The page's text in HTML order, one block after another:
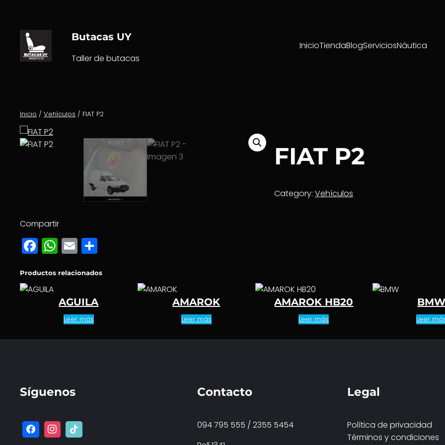
contenido
Butacas UY
Taller de butacas
InicioTiendaBlogServiciosNáutica
Inicio / Vehículos / FIAT P2
FIAT P2
Category: Vehículos
Compartir
Facebook
WhatsApp
Email
Productos relacionados
AGUILA
Leer más
AMAROK
Leer más
AMAROK HB20
Leer más
BMW
Leer
Síguenos Contacto
094 795 555 / 2355 5454
Legal
Política de privacidad
Términos y condiciones